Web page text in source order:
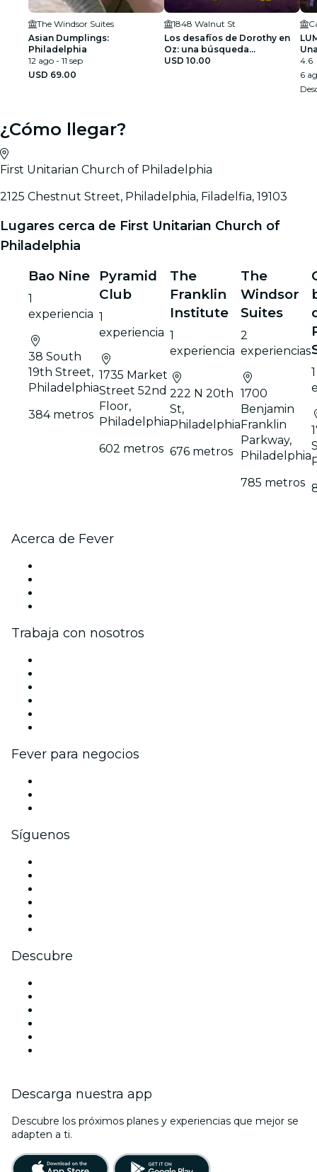
The Windsor Suites
Asian Dumplings:
Philadelphia
12 ago - 11 sep
USD 69.00
1848 Walnut St
Los desafíos de Dorothy en
Oz: una búsqueda
exploratoria por la ciudad de
USD 10.00
de
4.6
6
¿Cómo llegar?
First Unitarian Church of Philadelphia
2125 Chestnut Street, Philadelphia, Filadelfia, 19103
Lugares cerca de First Unitarian Church of
Philadelphia
Bao Nine
1
experiencia
38 South
19th Street,
Philadelphia
384 metros
Pyramid
Club
1
experiencia
1735 Market
Street 52nd
Floor,
Philadelphia
602 metros
The
Franklin
Institute
1
experiencia
222 N 20th
St,
Philadelphia
676 metros
The
Windsor
Suites
2
experiencias
1700
Benjamin
Franklin
Parkway,
Philadelphia
785 metros
1
Acerca de Fever
Trabaja con nosotros
Fever para negocios
Síguenos
Descubre
Descarga nuestra app
Descubre los próximos planes y experiencias que mejor se
adapten a ti.